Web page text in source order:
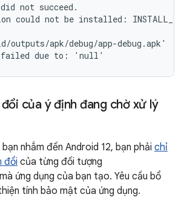
not succeed.
could not be installed:
apk/debug/app-debug.apk'
của ý định đang chờ xử lý
nhắm đến Android 12, bạn phải chỉ
đổi của từng đối tượng
mà ứng dụng của bạn tạo. Yêu cầu bổ
tính bảo mật của ứng dụng.